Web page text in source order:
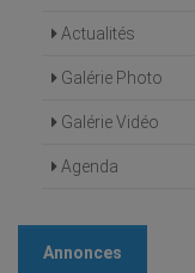
Actualités
Galérie Photo
Galérie Vidéo
Agenda
Annonces